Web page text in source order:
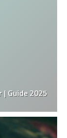
| Guide 2025